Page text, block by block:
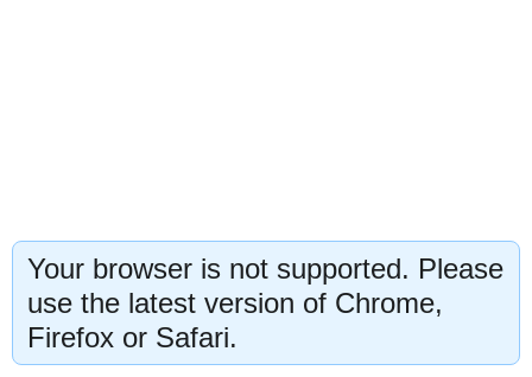
Your browser is not supported. Please
use the latest version of Chrome,
Firefox or Safari.